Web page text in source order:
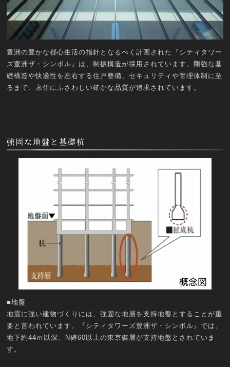
豊洲の豊かな都心生活の指針となるべく計画された『シティタワー
ズ豊洲ザ・シンボル』は、制振構造が採用されています。剛強な基
礎構造や快適性を左右する住戸整備、セキュリティや管理体制に至
るまで、永住にふさわしい確かな品質が追求されています。
強固な地盤と基礎杭
■地盤
地震に強い建物づくりには、強固な地層を支持地盤とすることが重
要と言われています。『シティタワーズ豊洲ザ・シンボル』では、
地下約44ｍ以深、N値60以上の東京磔層が支持地盤とされていま
す。